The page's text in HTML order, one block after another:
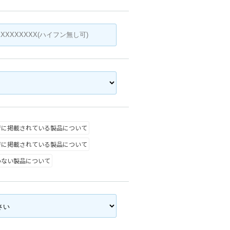
掲載されている製品について
掲載されている製品について
い製品について